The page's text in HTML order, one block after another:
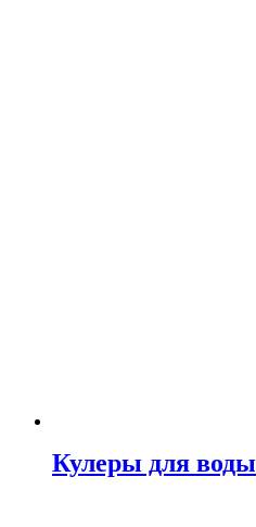
Кулеры для воды